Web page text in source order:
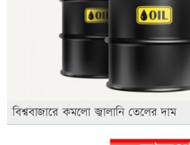
বিশ্ববাজারে কমলো জ্বালানি তেলের দাম